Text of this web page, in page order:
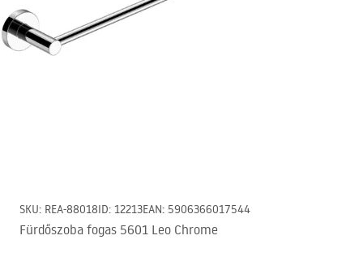
SKU: REA-88018ID: 12213EAN: 5906366017544
Fürdőszoba fogas 5601 Leo Chrome